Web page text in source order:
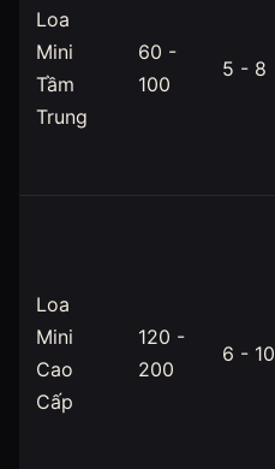
Loa
Mini
Tầm
Trung
60 -
100
5 - 8
Loa
Mini
Cao
Cấp
120 -
200
6 - 10